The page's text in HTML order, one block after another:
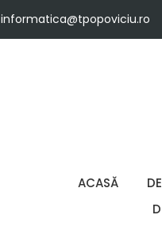
informatica@tpopoviciu.ro
ACASĂ